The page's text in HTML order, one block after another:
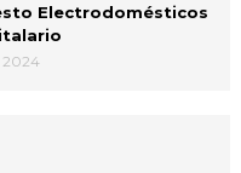
Electrodomésticos
2024